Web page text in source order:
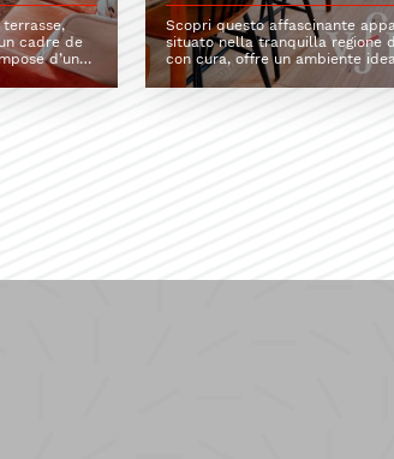
cadre de
d’une
Scopri questo affascinante
situato nella tranquilla regione
con cura, offre un ambiente
cerca di tranquillità e comfor